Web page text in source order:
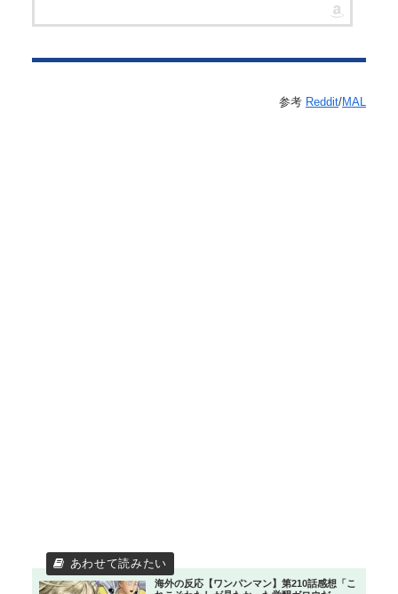
参考 Reddit/MAL
海外の反応【ワンパンマン】第210話感想「こ